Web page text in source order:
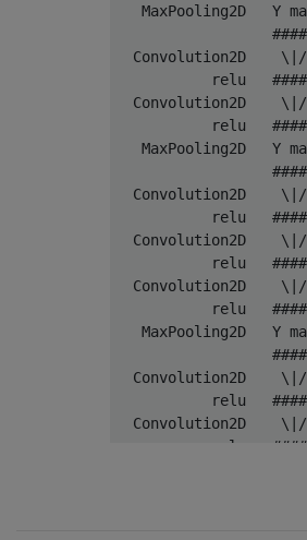
MaxPooling2D   Y
Convolution2D
relu
Convolution2D
relu
MaxPooling2D   Y
Convolution2D
relu
Convolution2D
relu
Convolution2D
relu
MaxPooling2D   Y
Convolution2D
relu
Convolution2D
relu
Convolution2D
relu